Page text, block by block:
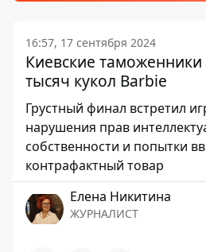
16:57, 17 сентября 2024
Киевские таможенники
тысяч кукол Barbie
Грустный финал встретил
нарушения прав
собственности и попытки
контрафактный товар
Елена Никитина
ЖУРНАЛИСТ